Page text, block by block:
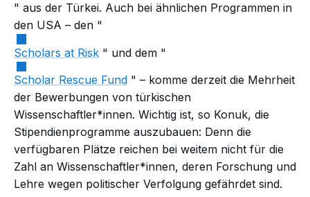
" aus der Türkei. Auch bei ähnlichen Programmen in
den USA – den "
Scholars at Risk " und dem "
Scholar Rescue Fund " – komme derzeit die Mehrheit
der Bewerbungen von türkischen
Wissenschaftler*innen. Wichtig ist, so Konuk, die
Stipendienprogramme auszubauen: Denn die
verfügbaren Plätze reichen bei weitem nicht für die
Zahl an Wissenschaftler*innen, deren Forschung und
Lehre wegen politischer Verfolgung gefährdet sind.